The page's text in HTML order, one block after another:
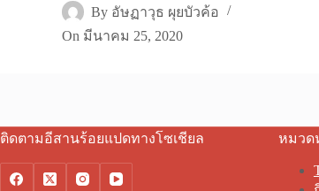
By อัษฏาวุธ ผุยบัวค้อ
On มีนาคม 25, 2020
ติดตามอีสานร้อยแปดทางโซเชียล หมวด